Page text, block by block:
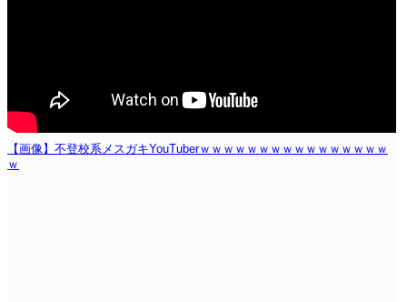
【画像】不登校系メスガキYouTuberｗｗｗｗｗｗｗｗｗｗｗｗｗｗｗｗ
ｗ